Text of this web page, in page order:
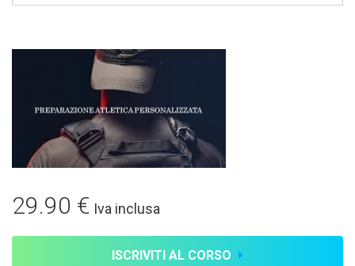
29.90 € Iva inclusa
ISCRIVITI AL CORSO